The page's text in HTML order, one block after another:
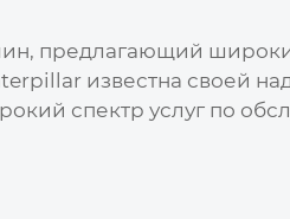
, предлагающий
известна своей
спектр услуг по